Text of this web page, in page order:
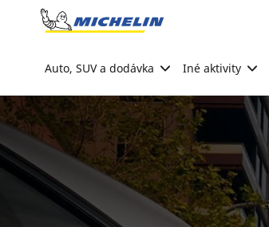
Go to page content
Auto, SUV a dodávka Iné aktivity